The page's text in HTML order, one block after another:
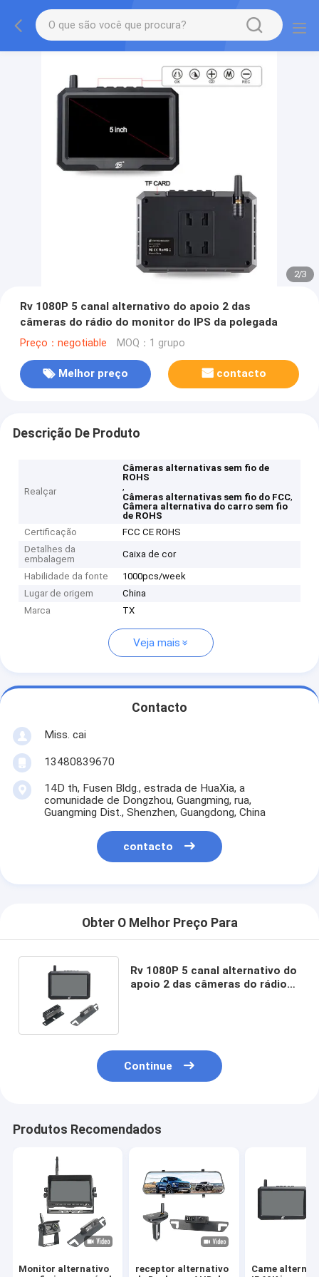
2/3
Rv 1080P 5 canal alternativo do apoio 2 das
câmeras do rádio do monitor do IPS da polegada
Preço：negotiable MOQ：1 grupo
Melhor preço contacto
Descrição De Produto
Realçar
Câmeras alternativas sem fio de
ROHS
,
Câmeras alternativas sem fio do FCC,
Câmera alternativa do carro sem fio
de ROHS
Certificação
FCC CE ROHS
Detalhes da
embalagem
Caixa de cor
Habilidade da fonte
1000pcs/week
Lugar de origem
China
Marca
TX
Veja mais
Contacto
Miss. cai
13480839670
14D th, Fusen Bldg., estrada de HuaXia, a
comunidade de Dongzhou, Guangming, rua,
Guangming Dist., Shenzhen, Guangdong, China
contacto
Obter O Melhor Preço Para
Rv 1080P 5 canal alternativo do
apoio 2 das câmeras do rádio
Continue
Produtos Recomendados
Monitor alternativo
receptor alternativo
Came